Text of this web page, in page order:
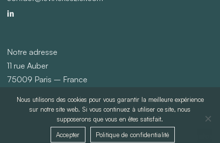
Notre adresse
11 rue Auber
75009 Paris – France
2026Levine Keszler
Politique de confidentialité Mentions légales
Nous utilisons des cookies pour vous garantir la meilleure expérience
sur notre site web. Si vous continuez à utiliser ce site, nous
supposerons que vous en êtes satisfait.
Accepter
Politique de confidentialité